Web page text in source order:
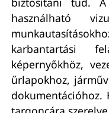
használható
karbantartási
képernyőkhöz,
űrlapokhoz,
dokumentációhoz.